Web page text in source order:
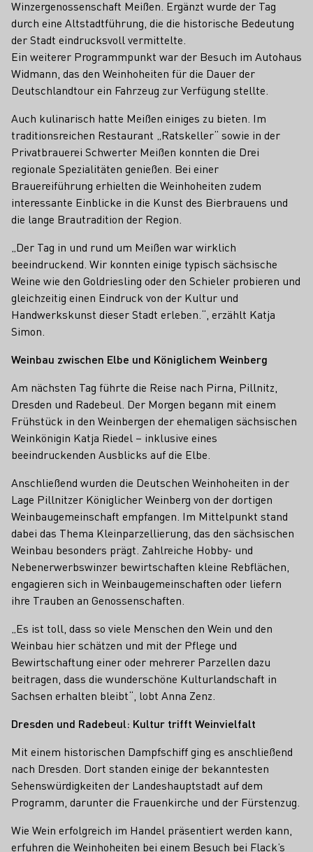
Winzergenossenschaft Meißen. Ergänzt wurde der Tag
durch eine Altstadtführung, die die historische Bedeutung
der Stadt eindrucksvoll vermittelte.
Ein weiterer Programmpunkt war der Besuch im Autohaus
Widmann, das den Weinhoheiten für die Dauer der
Deutschlandtour ein Fahrzeug zur Verfügung stellte.
Auch kulinarisch hatte Meißen einiges zu bieten. Im
traditionsreichen Restaurant „Ratskeller“ sowie in der
Privatbrauerei Schwerter Meißen konnten die Drei
regionale Spezialitäten genießen. Bei einer
Brauereiführung erhielten die Weinhoheiten zudem
interessante Einblicke in die Kunst des Bierbrauens und
die lange Brautradition der Region.
„Der Tag in und rund um Meißen war wirklich
beeindruckend. Wir konnten einige typisch sächsische
Weine wie den Goldriesling oder den Schieler probieren und
gleichzeitig einen Eindruck von der Kultur und
Handwerkskunst dieser Stadt erleben.“, erzählt Katja
Simon.
Weinbau zwischen Elbe und Königlichem Weinberg
Am nächsten Tag führte die Reise nach Pirna, Pillnitz,
Dresden und Radebeul. Der Morgen begann mit einem
Frühstück in den Weinbergen der ehemaligen sächsischen
Weinkönigin Katja Riedel – inklusive eines
beeindruckenden Ausblicks auf die Elbe.
Anschließend wurden die Deutschen Weinhoheiten in der
Lage Pillnitzer Königlicher Weinberg von der dortigen
Weinbaugemeinschaft empfangen. Im Mittelpunkt stand
dabei das Thema Kleinparzellierung, das den sächsischen
Weinbau besonders prägt. Zahlreiche Hobby- und
Nebenerwerbswinzer bewirtschaften kleine Rebflächen,
engagieren sich in Weinbaugemeinschaften oder liefern
ihre Trauben an Genossenschaften.
„Es ist toll, dass so viele Menschen den Wein und den
Weinbau hier schätzen und mit der Pflege und
Bewirtschaftung einer oder mehrerer Parzellen dazu
beitragen, dass die wunderschöne Kulturlandschaft in
Sachsen erhalten bleibt“, lobt Anna Zenz.
Dresden und Radebeul: Kultur trifft Weinvielfalt
Mit einem historischen Dampfschiff ging es anschließend
nach Dresden. Dort standen einige der bekanntesten
Sehenswürdigkeiten der Landeshauptstadt auf dem
Programm, darunter die Frauenkirche und der Fürstenzug.
Wie Wein erfolgreich im Handel präsentiert werden kann,
erfuhren die Weinhoheiten bei einem Besuch bei Flack’s